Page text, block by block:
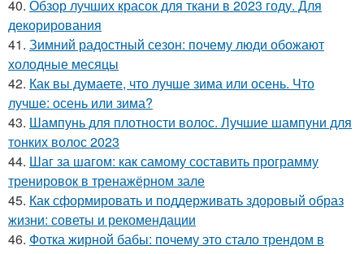
40. Обзор лучших красок для ткани в 2023 году. Для
декорирования
41. Зимний радостный сезон: почему люди обожают
холодные месяцы
42. Как вы думаете, что лучше зима или осень. Что
лучше: осень или зима?
43. Шампунь для плотности волос. Лучшие шампуни для
тонких волос 2023
44. Шаг за шагом: как самому составить программу
тренировок в тренажёрном зале
45. Как сформировать и поддерживать здоровый образ
жизни: советы и рекомендации
46. Фотка жирной бабы: почему это стало трендом в